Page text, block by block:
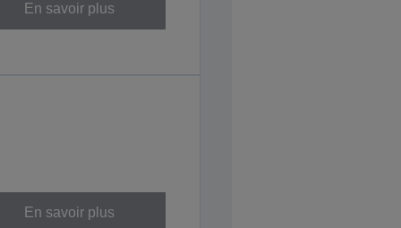
En savoir plus
En savoir plus